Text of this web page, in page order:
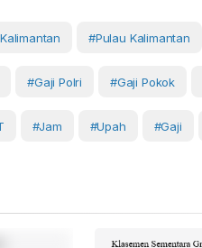
#Pulau Kalimantan
#gaji Polri #gaji Pokok
#jam #Upah #Gaji